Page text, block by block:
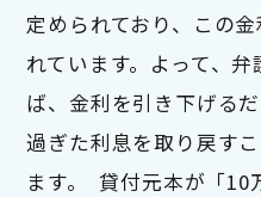
定められており、この
れています。よって、
ば、金利を引き下げる
過ぎた利息を取り戻す
ます。  貸付元本が「